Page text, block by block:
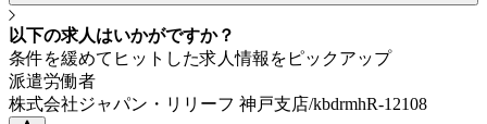
以下の求人はいかがですか？
条件を緩めてヒットした求人情報をピックアップ
派遣労働者
株式会社ジャパン・リリーフ 神戸支店/kbdrmhR-12108